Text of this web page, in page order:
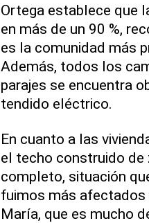
Ortega establece que
en más de un 90 %,
es la comunidad más
Además, todos los
parajes se encuentra
tendido eléctrico.
En cuanto a las
el techo construido de
completo, situación
fuimos más afectados
María, que es mucho